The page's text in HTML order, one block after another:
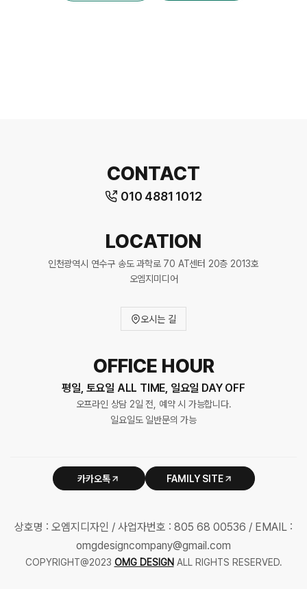
CONTACT
010 4881 1012
LOCATION
인천광역시 연수구 송도 과학로 70 AT센터 20층 2013호
오엠지미디어
오시는 길
OFFICE HOUR
평일, 토요일 ALL TIME, 일요일 DAY OFF
오프라인 상담 2일 전, 예약 시 가능합니다.
일요일도 일반문의 가능
카카오톡 FAMILY SITE
상호명 : 오엠지디자인 / 사업자번호 : 805 68 00536 / EMAIL :
omgdesigncompany@gmail.com
COPYRIGHT@2023 OMG DESIGN ALL RIGHTS RESERVED.